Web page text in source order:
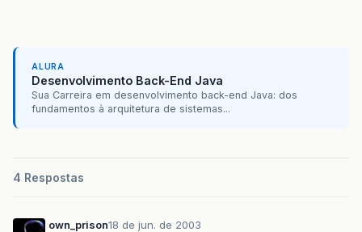
ALURA
Desenvolvimento Back-End Java
Sua Carreira em desenvolvimento back-end Java: dos
fundamentos à arquitetura de sistemas...
4 Respostas
own_prison18 de jun. de 2003